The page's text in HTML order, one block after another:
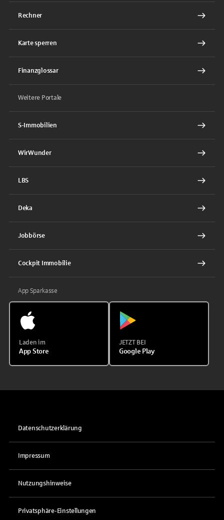
Rechner
Karte sperren
Finanzglossar
Weitere Portale
S-Immobilien
WirWunder
LBS
Deka
Jobbörse
Cockpit Immobilie
App Sparkasse
Laden im
App Store
JETZT BEI
Google Play
Datenschutzerklärung
Impressum
Nutzungshinweise
Privatsphäre-Einstellungen